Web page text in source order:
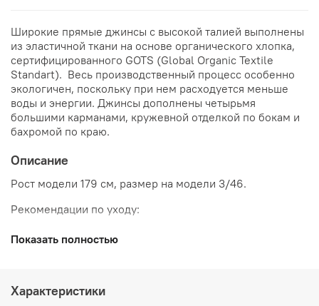
Широкие прямые джинсы с высокой талией выполнены
из эластичной ткани на основе органического хлопка,
сертифицированного GOTS (Global Organic Textile
Standart). Весь производственный процесс особенно
экологичен, поскольку при нем расходуется меньше
воды и энергии. Джинсы дополнены четырьмя
большими карманами, кружевной отделкой по бокам и
бахромой по краю.
Описание
Рост модели 179 см, размер на модели 3/46.
Рекомендации по уходу:
Стирка при 30°С (средство для шерсти)
Не подвергать химической чистке
Показать полностью
Характеристики